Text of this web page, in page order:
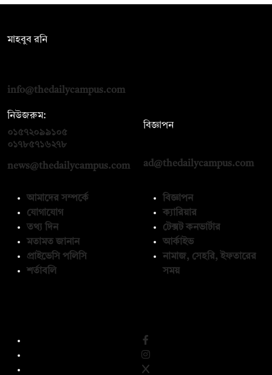
মাহবুব রনি
info@thedailycampus.com
নিউজরুম:
০১৫৭২০৯৯১০৫
০১৭৮৫৭১৬২৭৮
news@thedailycampus.com
বিজ্ঞাপন
ad@thedailycampus.com
আমাদের সম্পর্কে
যোগাযোগ
তথ্য দিন
মতামত জানান
প্রাইভেসি পলিসি
শর্তাবলি
বিজ্ঞাপন
ক্যারিয়ার
টেক্সট কনভার্টার
আর্কাইভ
নামাজ, সেহরি, ইফতারের
সময়